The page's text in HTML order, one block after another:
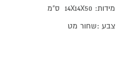
מידות: 14X14X50 ס"מ
צבע :שחור מט